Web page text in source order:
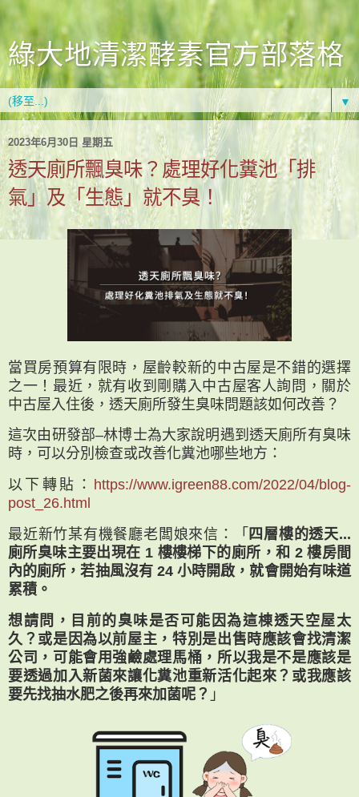
綠大地清潔酵素官方部落格
▼
2023年6月30日 星期五
透天廁所飄臭味？處理好化糞池「排
氣」及「生態」就不臭！
當買房預算有限時，屋齡較新的中古屋是不錯的選擇
之一！最近，就有收到剛購入中古屋客人詢問，關於
中古屋入住後，透天廁所發生臭味問題該如何改善？
這次由研發部–林博士為大家說明遇到透天廁所有臭味
時，可以分別檢查或改善化糞池哪些地方：
以下轉貼： https://www.igreen88.com/2022/04/blog-
post_26.html
最近新竹某有機餐廳老闆娘來信：「 四層樓的透天...
廁所臭味主要出現在 1 樓樓梯下的廁所，和 2 樓房間
內的廁所，若抽風沒有 24 小時開啟，就會開始有味道
累積。
想請問，目前的臭味是否可能因為這棟透天空屋太
久？或是因為以前屋主，特別是出售時應該會找清潔
公司，可能會用強鹼處理馬桶，所以我是不是應該是
要透過加入新菌來讓化糞池重新活化起來？或我應該
要先找抽水肥之後再來加菌呢？ 」